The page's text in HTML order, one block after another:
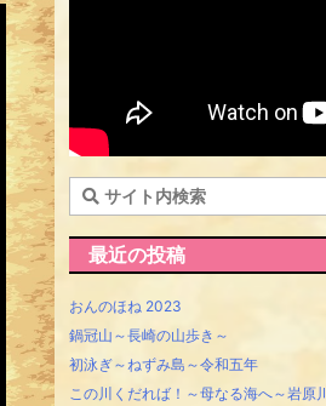
最近の投稿
おんのほね 2023
鍋冠山～長崎の山歩き～
初泳ぎ～ねずみ島～令和五年
この川くだれば！～母なる海へ～岩原川